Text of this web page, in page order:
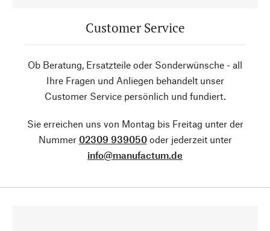
Customer Service
Ob Beratung, Ersatzteile oder Sonderwünsche - all
Ihre Fragen und Anliegen behandelt unser
Customer Service persönlich und fundiert.
Sie erreichen uns von Montag bis Freitag unter der
Nummer 02309 939050oder jederzeit unter
info@manufactum.de